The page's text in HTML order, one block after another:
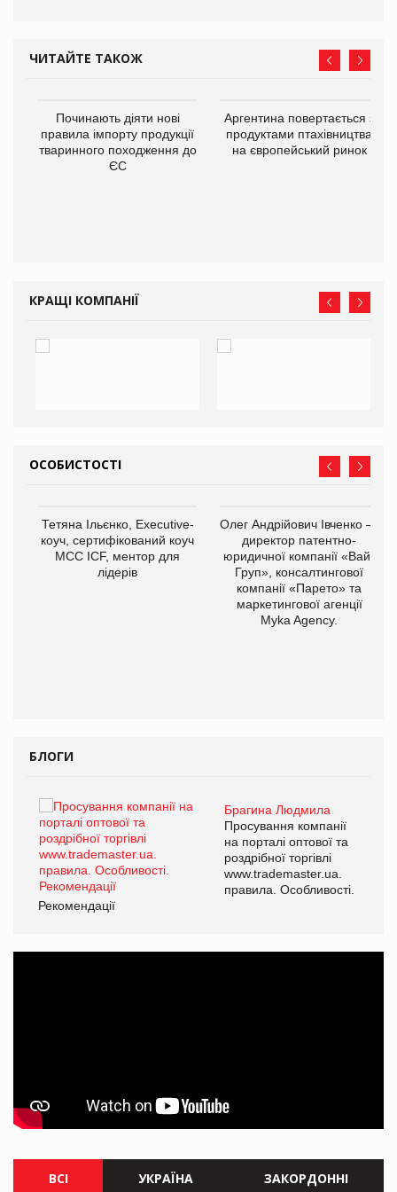
ЧИТАЙТЕ ТАКОЖ
Починають діяти нові
правила імпорту продукції
тваринного походження до
ЄС
Аргентина повертається з
продуктами птахівництва
на європейський ринок
КРАЩІ КОМПАНІЇ
ОСОБИСТОСТІ
Тетяна Ільєнко, Executive-
коуч, сертифікований коуч
МСС ICF, ментор для
лідерів
Олег Андрійович Івченко —
директор патентно-
юридичної компанії «Вайз
Груп», консалтингової
компанії «Парето» та
маркетингової агенції
Myka Agency.
БЛОГИ
Брагина Людмила
Просування компанії
на порталі оптової та
роздрібної торгівлі
www.trademaster.ua.
правила. Особливості.
Рекомендації
ВСІ УКРАЇНА ЗАКОРДОННІ